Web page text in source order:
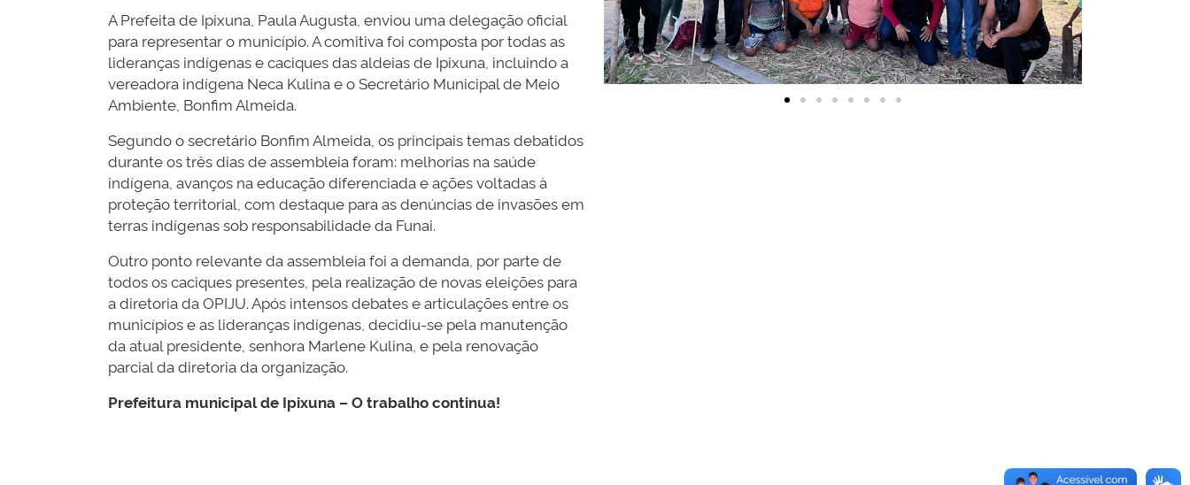
A Prefeita de Ipixuna, Paula Augusta, enviou uma delegação oficial
para representar o município. A comitiva foi composta por todas as
lideranças indígenas e caciques das aldeias de Ipixuna, incluindo a
vereadora indígena Neca Kulina e o Secretário Municipal de Meio
Ambiente, Bonfim Almeida.
Segundo o secretário Bonfim Almeida, os principais temas debatidos
durante os três dias de assembleia foram: melhorias na saúde
indígena, avanços na educação diferenciada e ações voltadas à
proteção territorial, com destaque para as denúncias de invasões em
terras indígenas sob responsabilidade da Funai.
Outro ponto relevante da assembleia foi a demanda, por parte de
todos os caciques presentes, pela realização de novas eleições para
a diretoria da OPIJU. Após intensos debates e articulações entre os
municípios e as lideranças indígenas, decidiu-se pela manutenção
da atual presidente, senhora Marlene Kulina, e pela renovação
parcial da diretoria da organização.
Prefeitura municipal de Ipixuna – O trabalho continua!